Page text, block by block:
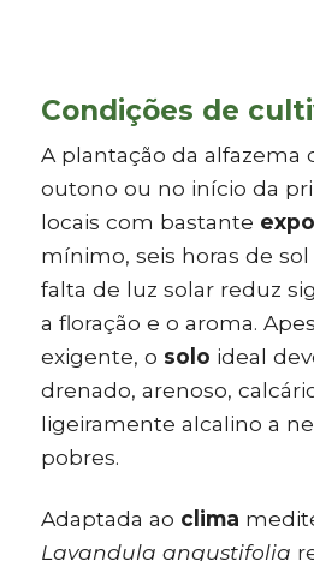
Condições de
A plantação da alfazema
outono ou no início da
locais com bastante
mínimo, seis horas de
falta de luz solar reduz
a floração e o aroma.
exigente, o solo ideal
drenado, arenoso,
ligeiramente alcalino a
pobres.
Adaptada ao clima
Lavandula angustifolia